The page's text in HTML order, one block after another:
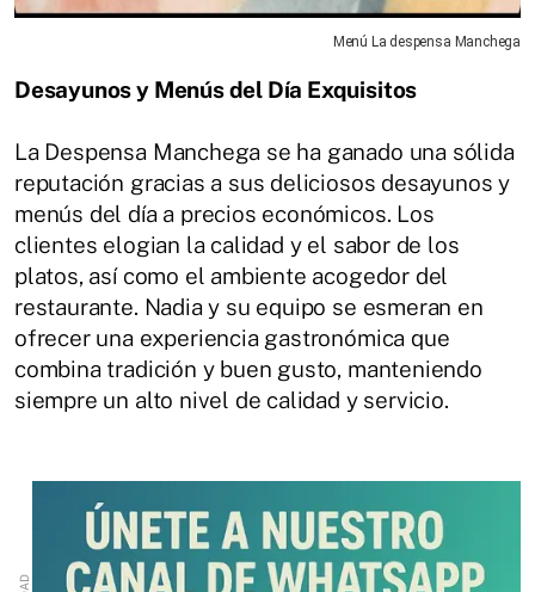
Menú La despensa Manchega
Desayunos y Menús del Día Exquisitos
La Despensa Manchega se ha ganado una sólida
reputación gracias a sus deliciosos desayunos y
menús del día a precios económicos. Los
clientes elogian la calidad y el sabor de los
platos, así como el ambiente acogedor del
restaurante. Nadia y su equipo se esmeran en
ofrecer una experiencia gastronómica que
combina tradición y buen gusto, manteniendo
siempre un alto nivel de calidad y servicio.